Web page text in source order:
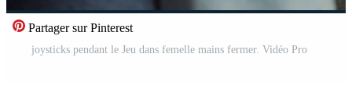
Partager sur Pinterest
joysticks pendant le Jeu dans femelle mains fermer. Vidéo Pro